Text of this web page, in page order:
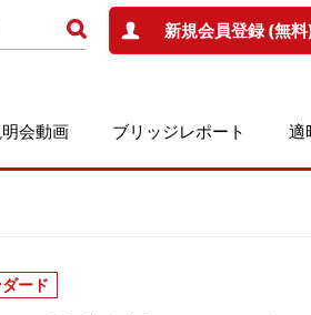
新規会員登録 (無料
会動画 ブリッジレポート 適
ード